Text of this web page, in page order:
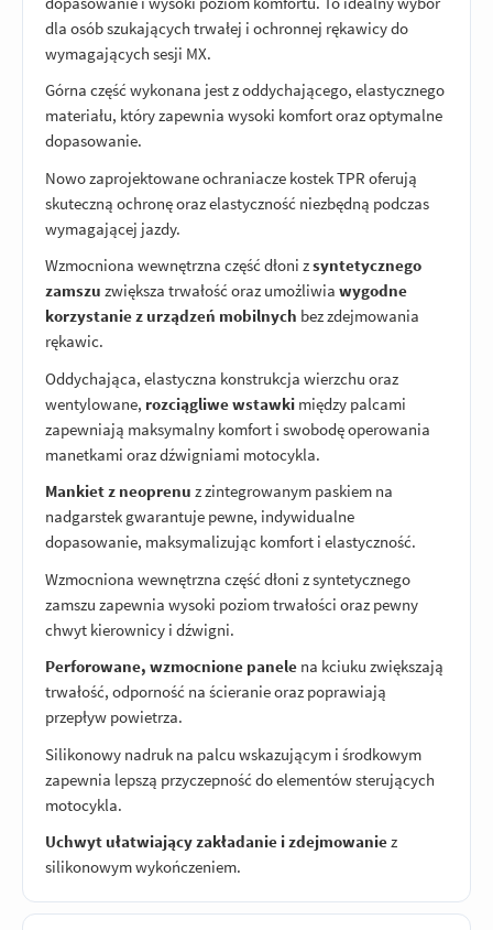
dla osób szukających trwałej i ochronnej rękawicy do
wymagających sesji MX.
Górna część wykonana jest z oddychającego, elastycznego
materiału, który zapewnia wysoki komfort oraz optymalne
dopasowanie.
Nowo zaprojektowane ochraniacze kostek TPR oferują
skuteczną ochronę oraz elastyczność niezbędną podczas
wymagającej jazdy.
Wzmocniona wewnętrzna część dłoni zsyntetycznego
zamszu zwiększa trwałość oraz umożliwia wygodne
korzystanie z urządzeń mobilnych bez zdejmowania
rękawic.
Oddychająca, elastyczna konstrukcja wierzchu oraz
wentylowane, rozciągliwe wstawki między palcami
zapewniają maksymalny komfort i swobodę operowania
manetkami oraz dźwigniami motocykla.
Mankiet z neoprenu z zintegrowanym paskiem na
nadgarstek gwarantuje pewne, indywidualne
dopasowanie, maksymalizując komfort i elastyczność.
Wzmocniona wewnętrzna część dłoni z syntetycznego
zamszu zapewnia wysoki poziom trwałości oraz pewny
chwyt kierownicy i dźwigni.
Perforowane, wzmocnione panele na kciuku zwiększają
trwałość, odporność na ścieranie oraz poprawiają
przepływ powietrza.
Silikonowy nadruk na palcu wskazującym i środkowym
zapewnia lepszą przyczepność do elementów sterujących
motocykla.
Uchwyt ułatwiający zakładanie i zdejmowaniez
silikonowym wykończeniem.